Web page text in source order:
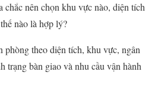
chắc nên chọn khu vực nào, diện tích
nào là hợp lý?
phòng theo diện tích, khu vực, ngân
trạng bàn giao và nhu cầu vận hành